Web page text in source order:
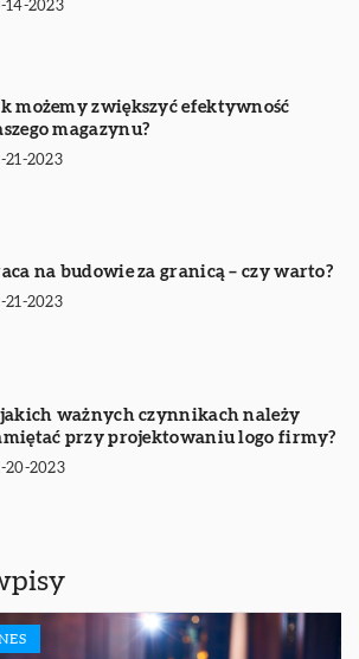
14-2023
możemy zwiększyć efektywność
magazynu?
21-2023
na budowie za granicą – czy warto?
21-2023
jakich ważnych czynnikach należy
przy projektowaniu logo firmy?
20-2023